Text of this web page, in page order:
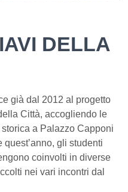
DELLA
già dal 2012 al progetto
Città, accogliendo le
a Palazzo Capponi
gli studenti
coinvolti in diverse
nei vari incontri dal